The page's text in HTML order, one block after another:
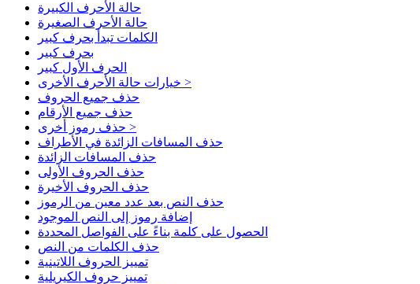
حالة الأحرف الكبيرة
حالة الأحرف الصغيرة
الكلمات تبدأ بحرف كبير
بحرف كبير
الحرف الأول كبير
خيارات حالة الأحرف الأخرى >
حذف جميع الحروف
حذف جميع الأرقام
حذف رموز أخرى >
حذف المسافات الزائدة في الأطراف
حذف المسافات الزائدة
حذف الحروف الأولى
حذف الحروف الأخيرة
حذف النص بعد عدد معين من الرموز
إضافة رموز إلى النص الموجود
الحصول على كلمة بناءً على الفواصل المحددة
حذف الكلمات من النص
تمييز الحروف اللاتينية
تمييز حروف الكيريلية